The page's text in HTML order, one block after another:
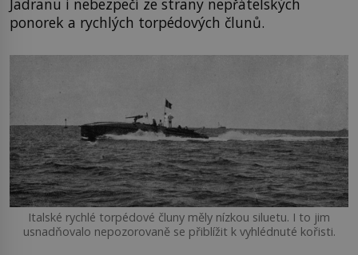
Jadranu i nebezpečí ze strany nepřátelských
ponorek a rychlých torpédových člunů.
Italské rychlé torpédové čluny měly nízkou siluetu. I to jim
usnadňovalo nepozorovaně se přiblížit k vyhlédnuté kořisti.